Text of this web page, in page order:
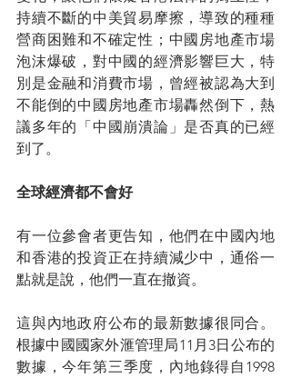
持續不斷的中美貿易摩擦，導致的種種
營商困難和不確定性；中國房地產市場
泡沫爆破，對中國的經濟影響巨大，特
別是金融和消費市場，曾經被認為大到
不能倒的中國房地產市場轟然倒下，熱
議多年的「中國崩潰論」是否真的已經
到了。
全球經濟都不會好
有一位參會者更告知，他們在中國內地
和香港的投資正在持續減少中，通俗一
點就是說，他們一直在撤資。
這與內地政府公布的最新數據很同合。
根據中國國家外滙管理局11月3日公布的
數據，今年第三季度，內地錄得自1998